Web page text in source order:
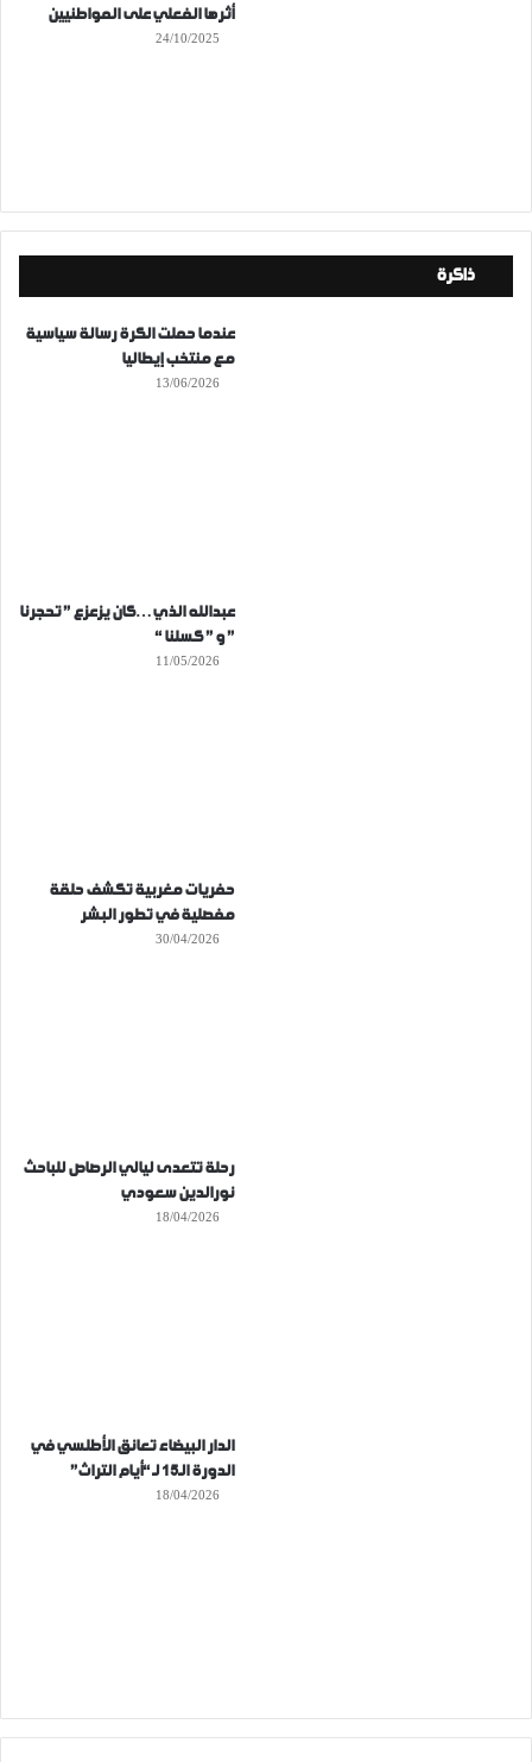
أثرها الفعلي على المواطنيين
24/10/2025
ذاكرة
عندما حملت الكرة رسالة سياسية
مع منتخب إيطاليا
13/06/2026
عبدالله الذي…كان يزعزع ” تحجرنا
” و ” كسلنا “
11/05/2026
حفريات مغربية تكشف حلقة
مفصلية في تطور البشر
30/04/2026
رحلة تتعدى ليالي الرصاص للباحث
نورالدين سعودي
18/04/2026
الدار البيضاء تعانق الأطلسي في
الدورة الـ15 لـ “أيام التراث”
18/04/2026